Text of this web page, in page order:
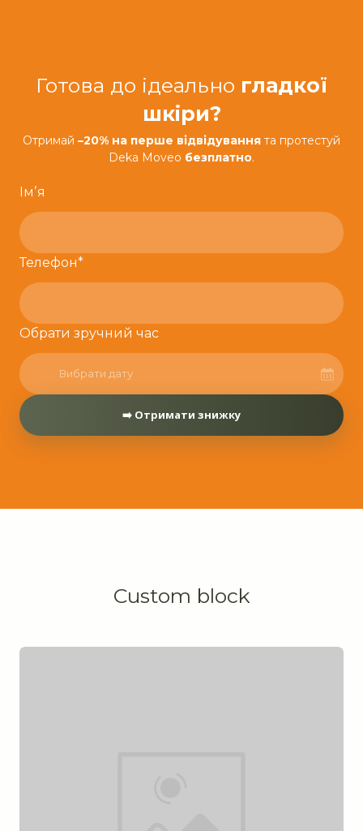
Готова до ідеально гладкої
шкіри?
Отримай –20% на перше відвідування та протестуй
Deka Moveo безплатно.
Імʼя
Телефон*
Обрати зручний час
Вибрати дату
➡️ Отримати знижку
Custom block